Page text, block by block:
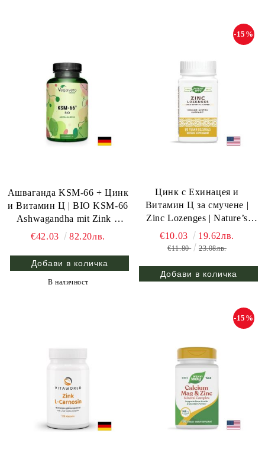
Ашваганда KSM-66 + Цинк
и Витамин Ц | BIO KSM-66
Ashwagandha mit Zink +
Vitamin C | Vegavero, 90
€42.03 82.20лв.
В наличност
Цинк с Ехинацея и
Витамин Ц за смучене |
Zinc Lozenges | Nature’s
Way, 60 табл.
-15%
€10.03 19.62лв.
€11.80 23.08лв.
-15%